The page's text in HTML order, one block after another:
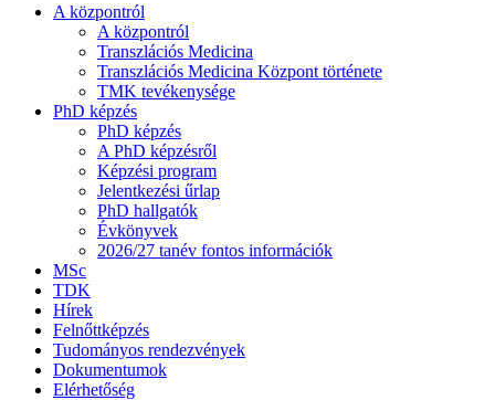
A központról
A központról
Transzlációs Medicina
Transzlációs Medicina Központ története
TMK tevékenysége
PhD képzés
PhD képzés
A PhD képzésről
Képzési program
Jelentkezési űrlap
PhD hallgatók
Évkönyvek
2026/27 tanév fontos információk
MSc
TDK
Hírek
Felnőttképzés
Tudományos rendezvények
Dokumentumok
Elérhetőség